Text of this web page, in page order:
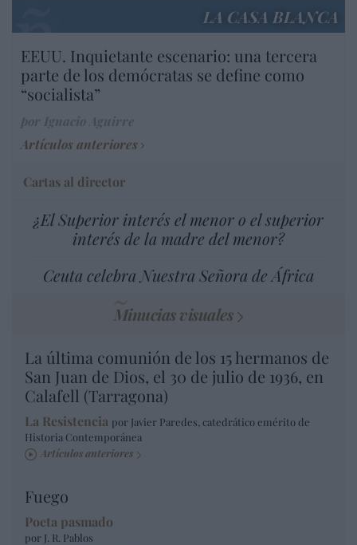
LA CASA BLANCA
EEUU. Inquietante escenario: una tercera
parte de los demócratas se define como
“socialista”
Artículos anteriores
Cartas al director
¿El Superior interés el menor o el superior
interés de la madre del menor?
Ceuta celebra Nuestra Señora de África
Minucias visuales
La última comunión de los 15 hermanos de
San Juan de Dios, el 30 de julio de 1936, en
Calafell (Tarragona)
La Resistencia por Javier Paredes, catedrático emérito de
Historia Contemporánea
Artículos anteriores
Fuego
Poeta pasmado
por J. R. Pablos